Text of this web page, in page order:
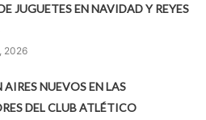
JUGUETES EN NAVIDAD Y REYES
2026
AIRES NUEVOS EN LAS
DEL CLUB ATLÉTICO